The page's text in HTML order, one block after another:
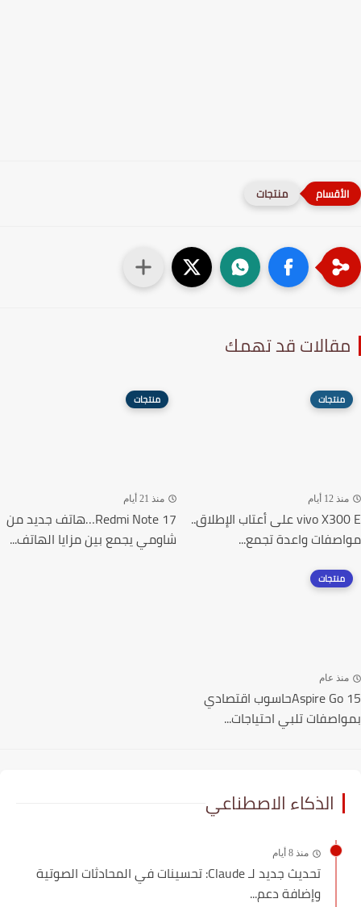
منتجات
قد تهمك
منتجات
12 أيام
vivo X300 E على أعتاب الإطلاق..
واعدة تجمع...
منتجات
منذ 21 أيام
Redmi Note 17…هاتف جديد من
شاومي يجمع بين مزايا الهاتف...
منتجات
عام
Aspire Go 15حاسوب اقتصادي
تلبي احتياجات...
الذكاء الاصطناعي
منذ 8 أيام
تحديث جديد لـ Claude: تحسينات في المحادثات الصوتية
وإضافة دعم...